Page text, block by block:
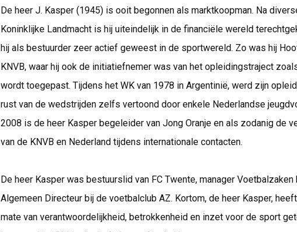
De heer J. Kasper (1945) is ooit begonnen als marktkoopman. Na
Koninklijke Landmacht is hij uiteindelijk in de financiële wereld
hij als bestuurder zeer actief geweest in de sportwereld. Zo was hij
KNVB, waar hij ook de initiatiefnemer was van het opleidingstraject
wordt toegepast. Tijdens het WK van 1978 in Argentinië, werd zijn
rust van de wedstrijden zelfs vertoond door enkele Nederlandse
2008 is de heer Kasper begeleider van Jong Oranje en als zodanig de
van de KNVB en Nederland tijdens internationale contacten.
De heer Kasper was bestuurslid van FC Twente, manager Voetbalzaken
Algemeen Directeur bij de voetbalclub AZ. Kortom, de heer Kasper,
mate van verantwoordelijkheid, betrokkenheid en inzet voor de sport